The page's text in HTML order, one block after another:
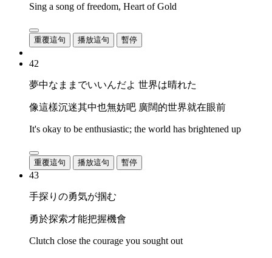
Sing a song of freedom, Heart of Gold
重覆這句 播放這句 暫停
42
夢中なままでいいんだよ 世界は晴れた
像這樣沉迷其中也無妨吧 廣闊的世界就在眼前
It's okay to be enthusiastic; the world has brightened up
重覆這句 播放這句 暫停
43
手探りの勇気が掴む
勇於探索才能把握機會
Clutch close the courage you sought out